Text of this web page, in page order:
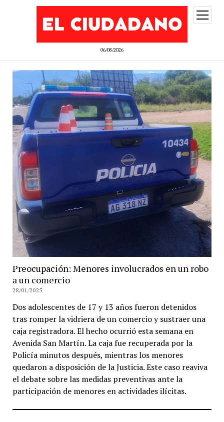
06/08/2026
abrir
menú
Preocupación: Menores involucrados en un robo
a un comercio
28/01/2025
Dos adolescentes de 17 y 13 años fueron detenidos
tras romper la vidriera de un comercio y sustraer una
caja registradora. El hecho ocurrió esta semana en
Avenida San Martín. La caja fue recuperada por la
Policía minutos después, mientras los menores
quedaron a disposición de la Justicia. Este caso reaviva
el debate sobre las medidas preventivas ante la
participación de menores en actividades ilícitas.